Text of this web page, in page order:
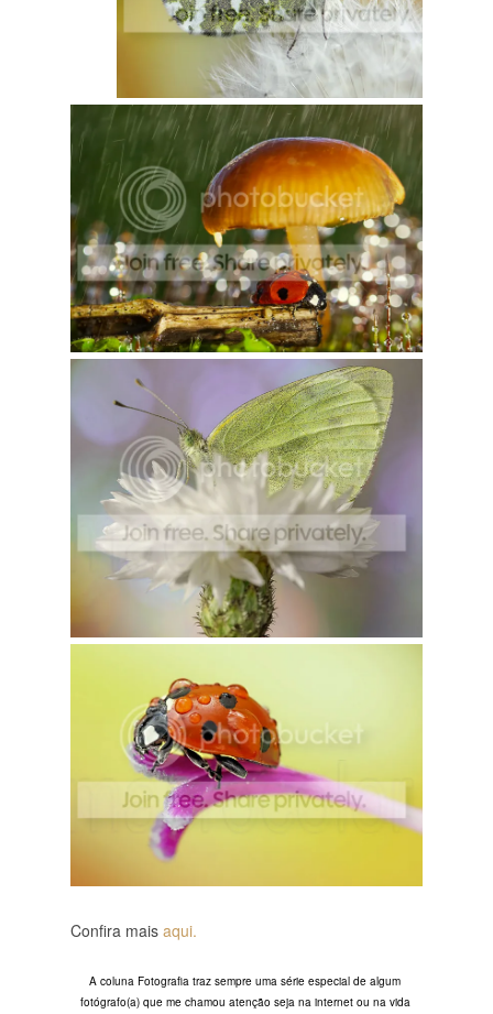
Confira mais aqui.
A coluna Fotografia traz sempre uma série especial de algum
fotógrafo(a) que me chamou atenção seja na internet ou na vida